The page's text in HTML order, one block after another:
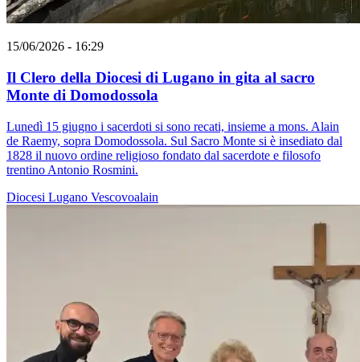
15/06/2026 - 16:29
Il Clero della Diocesi di Lugano in gita al sacro
Monte di Domodossola
Lunedì 15 giugno i sacerdoti si sono recati, insieme a mons. Alain
de Raemy, sopra Domodossola. Sul Sacro Monte si è insediato dal
1828 il nuovo ordine religioso fondato dal sacerdote e filosofo
trentino Antonio Rosmini.
Diocesi Lugano Vescovoalain